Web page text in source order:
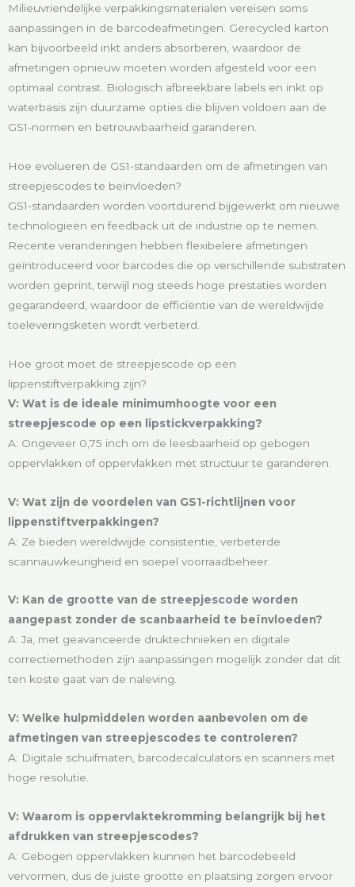
Milieuvriendelijke verpakkingsmaterialen vereisen soms
aanpassingen in de barcodeafmetingen. Gerecycled karton
kan bijvoorbeeld inkt anders absorberen, waardoor de
afmetingen opnieuw moeten worden afgesteld voor een
optimaal contrast. Biologisch afbreekbare labels en inkt op
waterbasis zijn duurzame opties die blijven voldoen aan de
GS1-normen en betrouwbaarheid garanderen.
Hoe evolueren de GS1-standaarden om de afmetingen van
streepjescodes te beïnvloeden?
GS1-standaarden worden voortdurend bijgewerkt om nieuwe
technologieën en feedback uit de industrie op te nemen.
Recente veranderingen hebben flexibelere afmetingen
geïntroduceerd voor barcodes die op verschillende substraten
worden geprint, terwijl nog steeds hoge prestaties worden
gegarandeerd, waardoor de efficiëntie van de wereldwijde
toeleveringsketen wordt verbeterd.
Hoe groot moet de streepjescode op een
lippenstiftverpakking zijn?
V: Wat is de ideale minimumhoogte voor een
streepjescode op een lipstickverpakking?
A: Ongeveer 0,75 inch om de leesbaarheid op gebogen
oppervlakken of oppervlakken met structuur te garanderen.
V: Wat zijn de voordelen van GS1-richtlijnen voor
lippenstiftverpakkingen?
A: Ze bieden wereldwijde consistentie, verbeterde
scannauwkeurigheid en soepel voorraadbeheer.
V: Kan de grootte van de streepjescode worden
aangepast zonder de scanbaarheid te beïnvloeden?
A: Ja, met geavanceerde druktechnieken en digitale
correctiemethoden zijn aanpassingen mogelijk zonder dat dit
ten koste gaat van de naleving.
V: Welke hulpmiddelen worden aanbevolen om de
afmetingen van streepjescodes te controleren?
A: Digitale schuifmaten, barcodecalculators en scanners met
hoge resolutie.
V: Waarom is oppervlaktekromming belangrijk bij het
afdrukken van streepjescodes?
A: Gebogen oppervlakken kunnen het barcodebeeld
vervormen, dus de juiste grootte en plaatsing zorgen ervoor